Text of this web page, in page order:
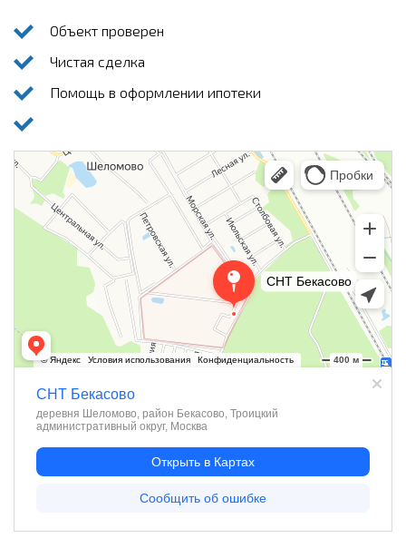
Объект проверен
Чистая сделка
Помощь в оформлении ипотеки